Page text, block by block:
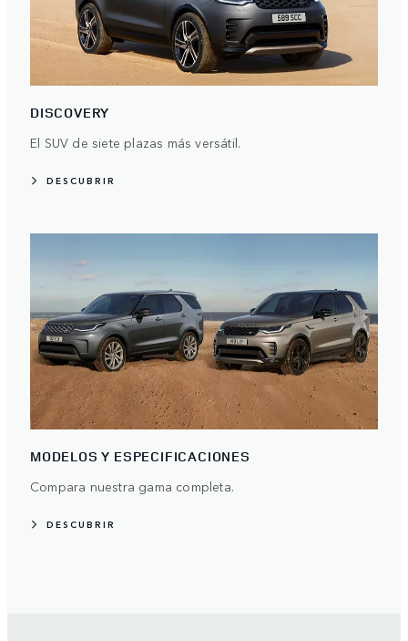
DISCOVERY
El SUV de siete plazas más versátil.
DESCUBRIR
MODELOS Y ESPECIFICACIONES
Compara nuestra gama completa.
DESCUBRIR